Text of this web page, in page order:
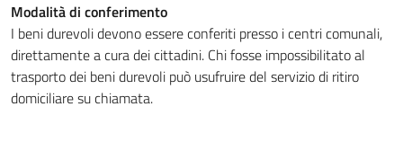
Modalità di conferimento
I beni durevoli devono essere conferiti presso i centri comunali,
direttamente a cura dei cittadini. Chi fosse impossibilitato al
trasporto dei beni durevoli può usufruire del servizio di ritiro
domiciliare su chiamata.